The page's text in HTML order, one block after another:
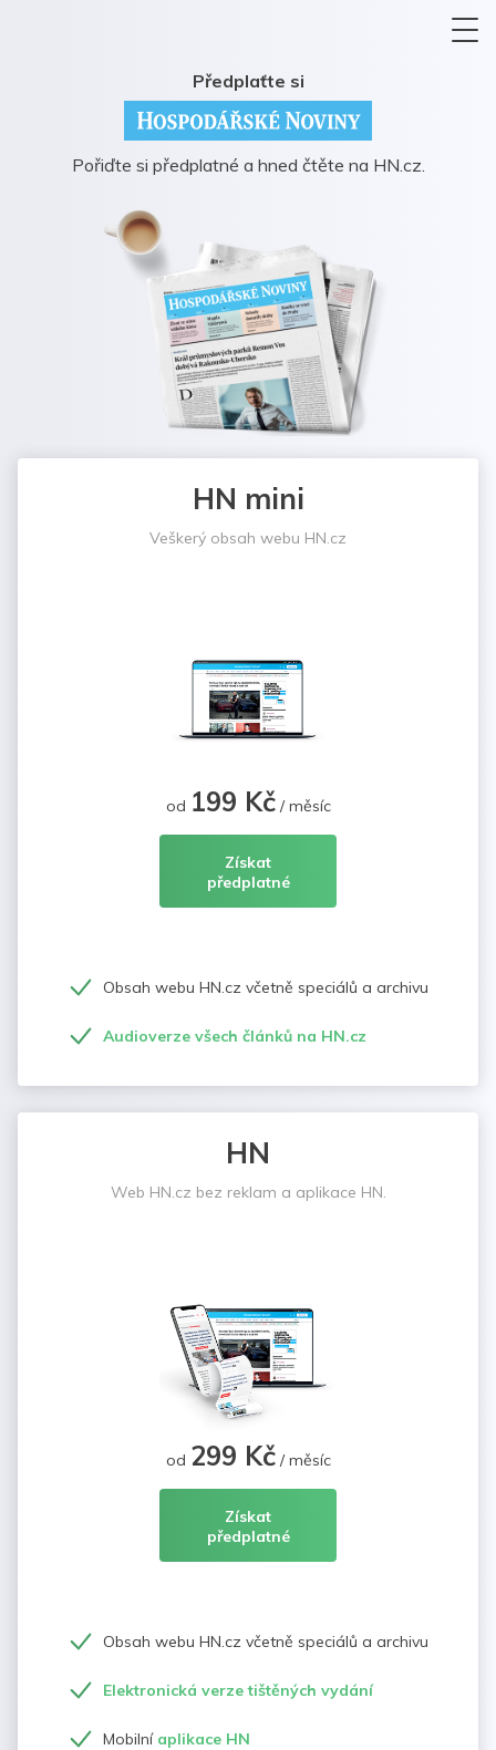
Předplaťte si
Pořiďte si předplatné a hned čtěte na HN.cz.
HN mini
Veškerý obsah webu HN.cz
od 199 Kč/ měsíc
Získat
předplatné
Obsah webu HN.cz včetně speciálů a archivu
Audioverze všech článků na HN.cz
HN
Web HN.cz bez reklam a aplikace HN.
od 299 Kč/ měsíc
Získat
předplatné
Obsah webu HN.cz včetně speciálů a archivu
Elektronická verze tištěných vydání
Mobilní aplikace HN